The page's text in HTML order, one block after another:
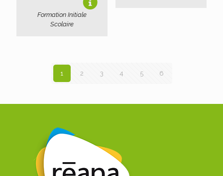
Formation Initiale
Scolaire
1 2 3 4 5 6